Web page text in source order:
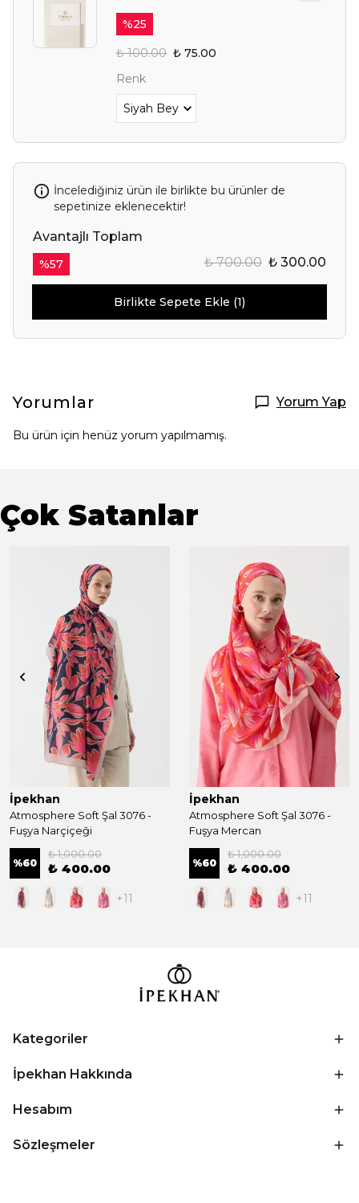
%25
₺ 100.00 ₺ 75.00
Renk
İncelediğiniz ürün ile birlikte bu ürünler de
sepetinize eklenecektir!
Avantajlı Toplam
%57 ₺ 700.00 ₺ 300.00
Birlikte Sepete Ekle (1)
Yorumlar Yorum Yap
Bu ürün için henüz yorum yapılmamış.
Çok Satanlar
İpekhan
Atmosphere Soft Şal 3076 -
Fuşya Narçiçeği
%60
₺ 1,000.00
₺ 400.00
+11
İpekhan
Atmosphere Soft Şal 3076 -
Fuşya Mercan
%60
₺ 1,000.00
₺ 400.00
+11
Kategoriler
İpekhan Hakkında
Hesabım
Sözleşmeler